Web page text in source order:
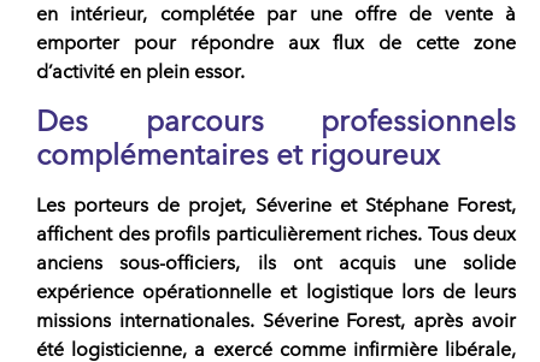
en intérieur, complétée par une offre de vente à
emporter pour répondre aux flux de cette zone
d’activité en plein essor.
Des parcours professionnels
complémentaires et rigoureux
Les porteurs de projet, Séverine et Stéphane Forest,
affichent des profils particulièrement riches. Tous deux
anciens sous-officiers, ils ont acquis une solide
expérience opérationnelle et logistique lors de leurs
missions internationales. Séverine Forest, après avoir
été logisticienne, a exercé comme infirmière libérale,